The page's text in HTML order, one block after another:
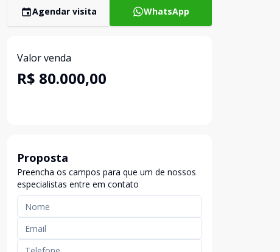
Agendar visita WhatsApp
Valor venda
R$ 80.000,00
Proposta
Preencha os campos para que um de nossos
especialistas entre em contato